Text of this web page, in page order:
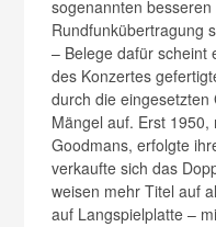
sogenannten
Rundfunkübertragung
– Belege dafür scheint
des Konzertes
durch die
Mängel auf. Erst
Goodmans, erfolgte
verkaufte sich das
weisen mehr Titel auf
auf Langspielplatte –